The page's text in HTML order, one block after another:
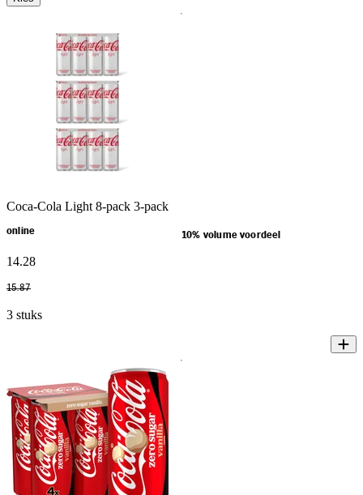
Coca-Cola Light 8-pack 3-pack
online 10% volume voordeel
14.28
15.87
3 stuks